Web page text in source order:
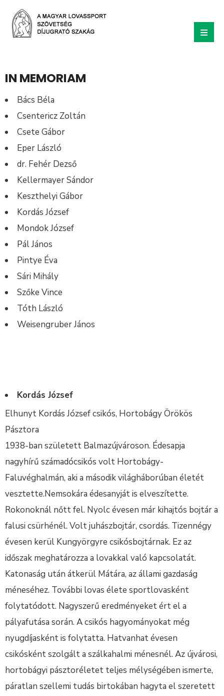
IN MEMORIAM
Bács Béla
Csentericz Zoltán
Csete Gábor
Eper László
dr. Fehér Dezső
Kellermayer Sándor
Keszthelyi Gábor
Kordás József
Mondok József
Pál János
Pintye Éva
Sári Mihály
Szőke Vince
Tóth László
Weisengruber János
Kordás József
Elhunyt Kordás József csikós, Hortobágy Örökös
Pásztora
1938-ban született Balmazújvároson. Édesapja
nagyhírű számadócsikós volt Hortobágy-
Faluvéghalmán, aki a második világháborúban életét
vesztette.Nemsokára édesanyját is elveszítette.
Rokonoknál nőtt fel. Nyolc évesen már kihajtós bojtár a
falusi csürhénél. Volt juhászbojtár, csordás. Tizennégy
évesen kerül Kungyörgyre csikósbojtárnak. Ez az
időszak meghatározza a lovakkal való kapcsolatát.
Katonaság után átkerül Mátára, az állami gazdaság
méneséhez. További lovas élete sportlovasként
folytatódott. Nagyszerű eredményeket ért el a
pályafutása során. A csikós hagyományokat még
nyugdíjasként is folytatta. Hatvanhat évesen
csikósként szolgált a szálkahalmi ménesnél. Az újvárosi,
hortobágyi pásztoréletet teljes mélységében ismerte,
páratlan szellemi tudás birtokában hagyta el szeretett